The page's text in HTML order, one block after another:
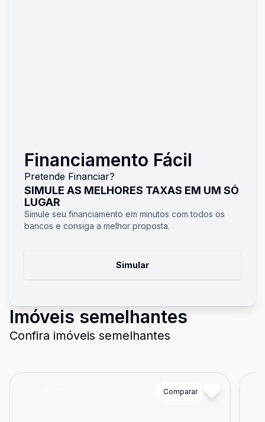
Financiamento Fácil
Pretende Financiar?
SIMULE AS MELHORES TAXAS EM UM SÓ
LUGAR
Simule seu financiamento em minutos com todos os
bancos e consiga a melhor proposta.
Simular
Imóveis semelhantes
Confira imóveis semelhantes
Comparar